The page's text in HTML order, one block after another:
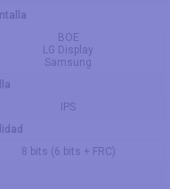
BOE
LG Display
Samsung
IPS
8 bits (6 bits + FRC)